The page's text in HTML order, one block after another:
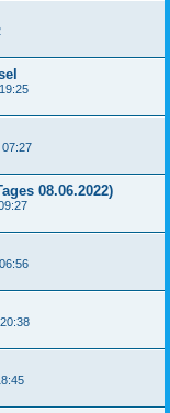
08.06.2022)